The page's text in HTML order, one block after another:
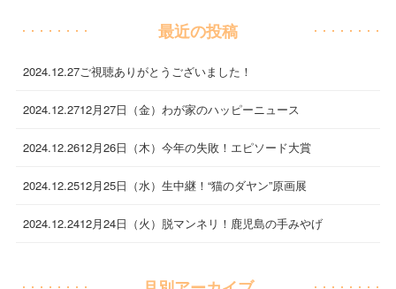
最近の投稿
2024.12.27ご視聴ありがとうございました！
2024.12.2712月27日（金）わが家のハッピーニュース
2024.12.2612月26日（木）今年の失敗！エピソード大賞
2024.12.2512月25日（水）生中継！“猫のダヤン”原画展
2024.12.2412月24日（火）脱マンネリ！鹿児島の手みやげ